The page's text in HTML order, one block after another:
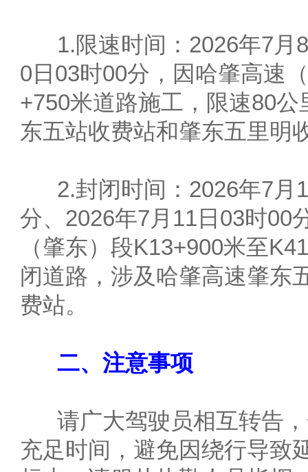
1.限速时间：2026年7月8
0日03时00分，因哈肇高速
+750米道路施工，限速80
东五站收费站和肇东五里明
2.封闭时间：2026年7月
分、2026年7月11日03时00
（肇东）段K13+900米至
闭道路，涉及哈肇高速肇东
费站。
二、注意事项
请广大驾驶员相互转告，
充足时间，避免因绕行导致